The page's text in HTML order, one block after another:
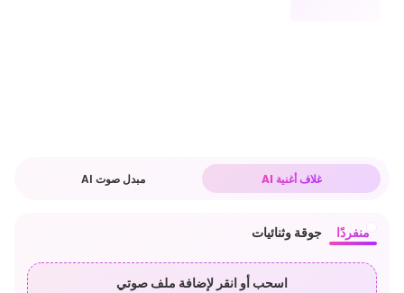
غلاف أغنية AI مبدل صوت AI
منفردًا جوقة وثنائيات
اسحب أو انقر لإضافة ملف صوتي